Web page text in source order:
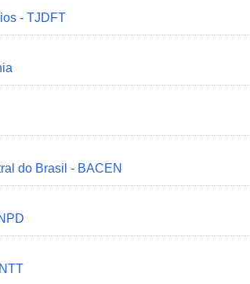
- TJDFT
do Brasil - BACEN